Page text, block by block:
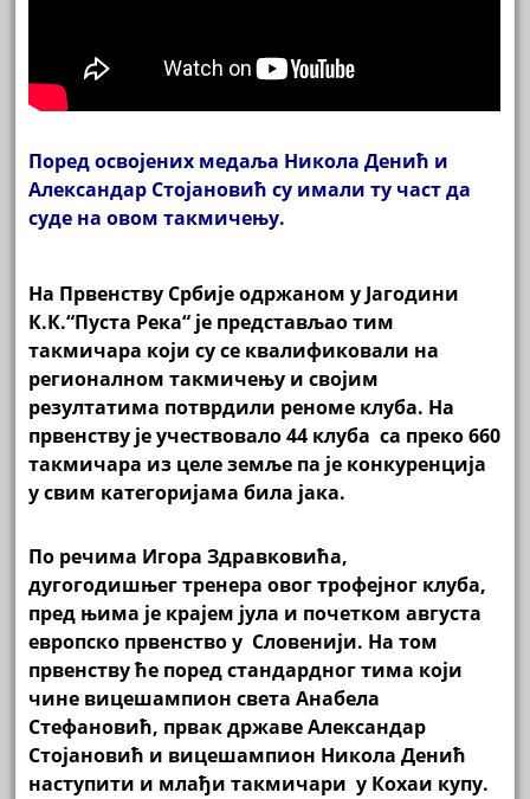
Поред освојених медаља Никола Денић и
Александар Стојановић су имали ту част да
суде на овом такмичењу.
На Првенству Србије одржаном у Јагодини
К.К.“Пуста Река“ је представљао тим
такмичара који су се квалификовали на
регионалном такмичењу и својим
резултатима потврдили реноме клуба. На
првенству је учествовало 44 клуба са преко 660
такмичара из целе земље па је конкуренција
у свим категоријама била јака.
По речима Игора Здравковића,
дугогодишњег тренера овог трофејног клуба,
пред њима је крајем јула и почетком августа
европско првенство у Словенији. На том
првенству ће поред стандардног тима који
чине вицешампион света Анабела
Стефановић, првак државе Александар
Стојановић и вицешампион Никола Денић
наступити и млађи такмичари у Кохаи купу.